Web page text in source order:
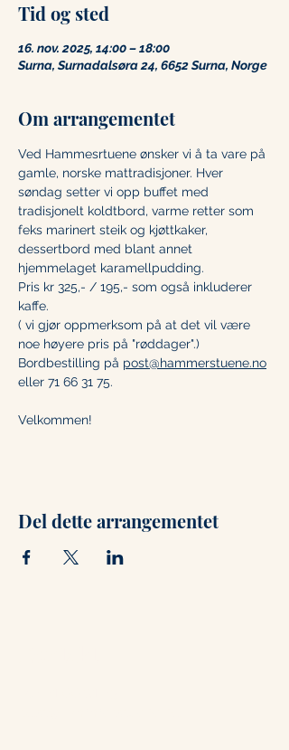
Tid og sted
16. nov. 2025, 14:00 – 18:00
Surna, Surnadalsøra 24, 6652 Surna, Norge
Om arrangementet
Ved Hammesrtuene ønsker vi å ta vare på
gamle, norske mattradisjoner. Hver
søndag setter vi opp buffet med
tradisjonelt koldtbord, varme retter som
feks marinert steik og kjøttkaker,
dessertbord med blant annet
hjemmelaget karamellpudding.
Pris kr 325,- / 195,- som også inkluderer
kaffe.
( vi gjør oppmerksom på at det vil være
noe høyere pris på "røddager".)
Bordbestilling på post@hammerstuene.no
eller 71 66 31 75.
Velkommen!
Del dette arrangementet